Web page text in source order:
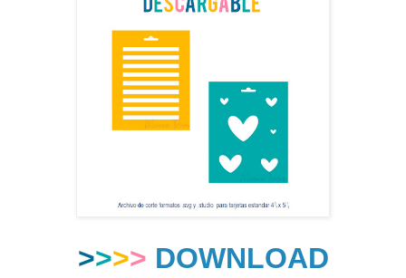
>>>> DOWNLOAD